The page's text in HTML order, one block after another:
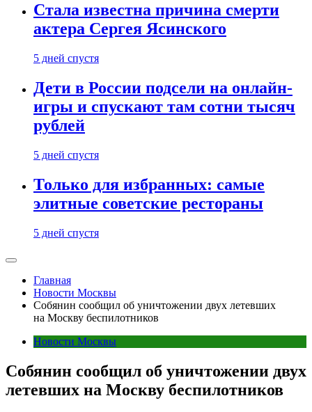
Стала известна причина смерти
актера Сергея Ясинского
5 дней спустя
Дети в России подсели на онлайн-
игры и спускают там сотни тысяч
рублей
5 дней спустя
Только для избранных: самые
элитные советские рестораны
5 дней спустя
Главная
Новости Москвы
Собянин сообщил об уничтожении двух летевших
на Москву беспилотников
Новости Москвы
Собянин сообщил об уничтожении двух
летевших на Москву беспилотников